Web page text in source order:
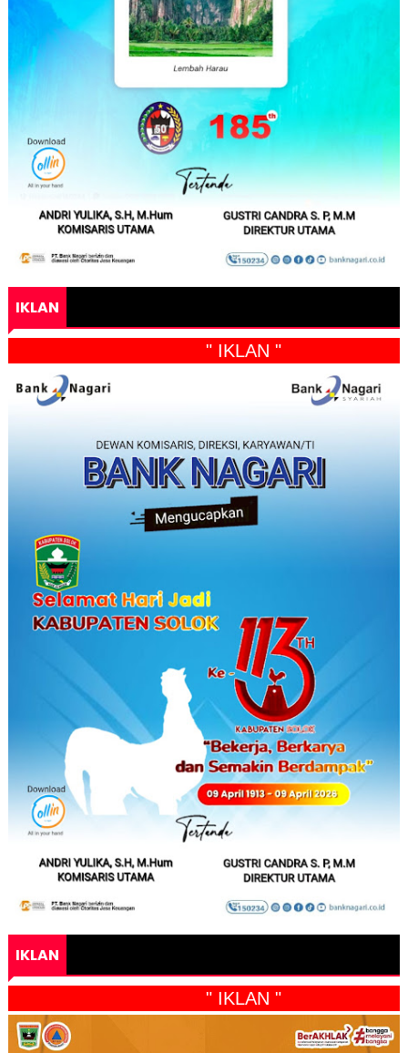
IKLAN
" IKLAN "
IKLAN
" IKLAN "